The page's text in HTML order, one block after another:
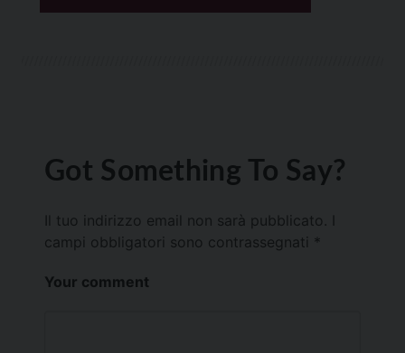
Got Something To Say?
Il tuo indirizzo email non sarà pubblicato.
campi obbligatori sono contrassegnati *
Your comment